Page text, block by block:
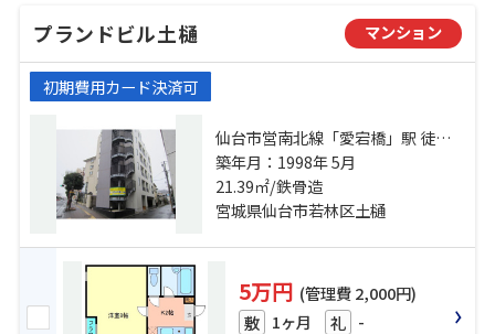
プランドビル土樋 マンション
初期費用カード決済可
仙台市営南北線「愛宕橋」駅 徒歩2
分 仙台市営南北線「五橋」駅 徒歩
10分 仙台市営南北線「河原町」
駅 徒歩11分
築年月：1998年 5月
21.39㎡/鉄骨造
宮城県仙台市若林区土樋
5万円 (管理費 2,000円)
敷 1ヶ月 礼 -